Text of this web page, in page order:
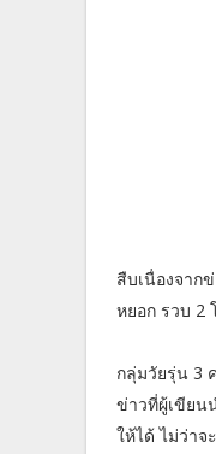
สืบเนื่องจาก
หยอก รวบ 2
กลุ่มวัยรุ่น 3
ข่าวที่ผู้เขียน
ให้ได้ ไม่ว่าจ